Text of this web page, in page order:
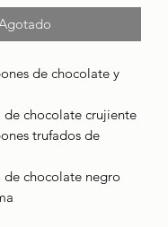
de chocolate y
de chocolate crujiente
trufados de
chocolate negro